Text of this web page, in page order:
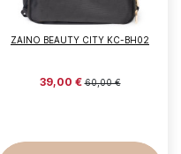
ZAINO BEAUTY CITY KC-BH02
39,00 €60,00 €